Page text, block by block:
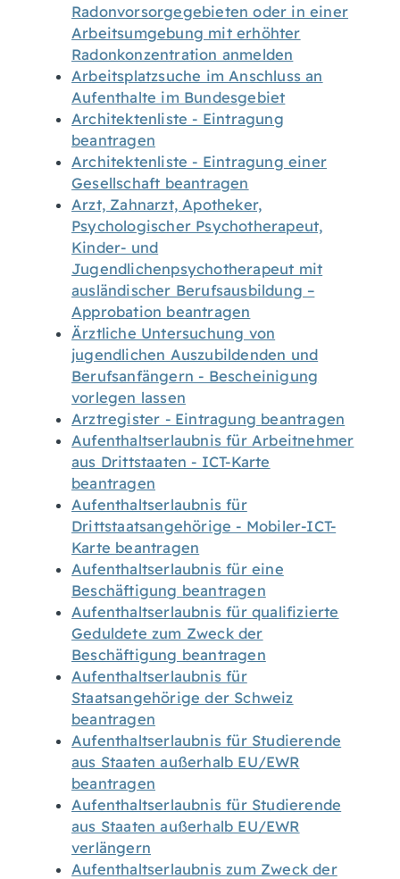
Radonvorsorgegebieten oder in einer
Arbeitsumgebung mit erhöhter
Radonkonzentration anmelden
Arbeitsplatzsuche im Anschluss an
Aufenthalte im Bundesgebiet
Architektenliste - Eintragung
beantragen
Architektenliste - Eintragung einer
Gesellschaft beantragen
Arzt, Zahnarzt, Apotheker,
Psychologischer Psychotherapeut,
Kinder- und
Jugendlichenpsychotherapeut mit
ausländischer Berufsausbildung –
Approbation beantragen
Ärztliche Untersuchung von
jugendlichen Auszubildenden und
Berufsanfängern - Bescheinigung
vorlegen lassen
Arztregister - Eintragung beantragen
Aufenthaltserlaubnis für Arbeitnehmer
aus Drittstaaten - ICT-Karte
beantragen
Aufenthaltserlaubnis für
Drittstaatsangehörige - Mobiler-ICT-
Karte beantragen
Aufenthaltserlaubnis für eine
Beschäftigung beantragen
Aufenthaltserlaubnis für qualifizierte
Geduldete zum Zweck der
Beschäftigung beantragen
Aufenthaltserlaubnis für
Staatsangehörige der Schweiz
beantragen
Aufenthaltserlaubnis für Studierende
aus Staaten außerhalb EU/EWR
beantragen
Aufenthaltserlaubnis für Studierende
aus Staaten außerhalb EU/EWR
verlängern
Aufenthaltserlaubnis zum Zweck der